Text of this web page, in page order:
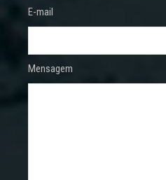
E-mail
Mensagem